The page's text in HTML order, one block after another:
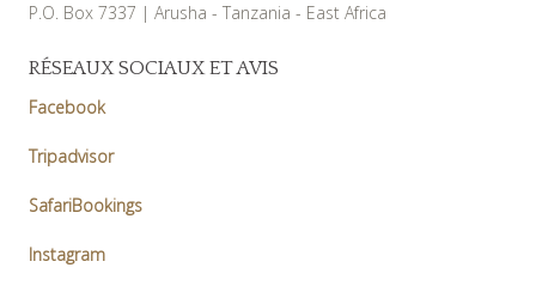
P.O. Box 7337 | Arusha - Tanzania - East Africa
RÉSEAUX SOCIAUX ET AVIS
Facebook
Tripadvisor
SafariBookings
Instagram